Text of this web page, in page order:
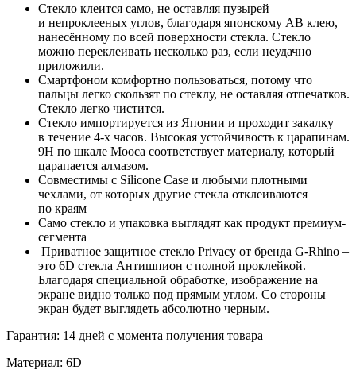
Стекло клеится само, не оставляя пузырей
и непроклееных углов, благодаря японскому AB клею,
нанесённому по всей поверхности стекла. Стекло
можно переклеивать несколько раз, если неудачно
приложили.
Смартфоном комфортно пользоваться, потому что
пальцы легко скользят по стеклу, не оставляя отпечатков.
Стекло легко чистится.
Стекло импортируется из Японии и проходит закалку
в течение 4-х часов. Высокая устойчивость к царапинам.
9H по шкале Мооса соответствует материалу, который
царапается алмазом.
Совместимы с Silicone Case и любыми плотными
чехлами, от которых другие стекла отклеиваются
по краям
Само стекло и упаковка выглядят как продукт премиум-
сегмента
Приватное защитное стекло Privacy от бренда G-Rhino –
это 6D стекла Антишпион с полной проклейкой.
Благодаря специальной обработке, изображение на
экране видно только под прямым углом. Со стороны
экран будет выглядеть абсолютно черным.
Гарантия: 14 дней с момента получения товара
Материал: 6D